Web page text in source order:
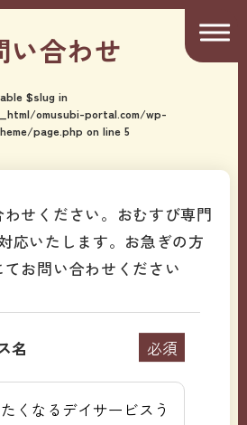
い合わせ
$slug in
omusubi-portal.com/wp-
page.php on line5
せください。おむすび専門
応いたします。 お急ぎの方
お問い合わせください
必須
名